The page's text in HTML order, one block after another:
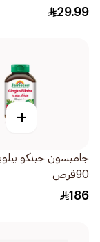
29.99
+
90قرص
186